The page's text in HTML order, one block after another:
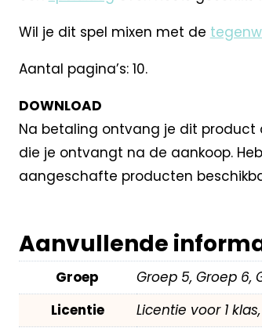
Wil je dit spel mixen met de
Aantal pagina’s: 10.
DOWNLOAD
Na betaling ontvang je dit product
die je ontvangt na de aankoop.
aangeschafte producten
Aanvullende
Groep
Groep 5, Groep 6,
Licentie
Licentie voor 1